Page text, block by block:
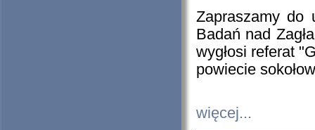
Zapraszamy do
Badań nad
wygłosi referat
powiecie
więcej...